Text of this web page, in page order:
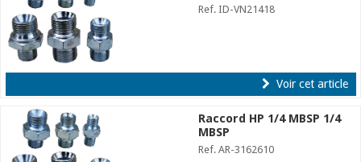
Ref. ID-VN21418
Voir cet article
Raccord HP 1/4 MBSP 1/4
MBSP
Ref. AR-3162610